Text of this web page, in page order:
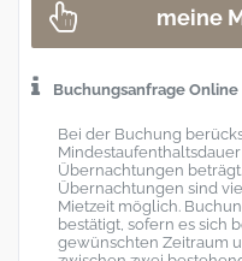
meine
Buchungsanfrage Online
Bei der Buchung
Übernachtungen
Übernachtungen sind
Mietzeit möglich.
bestätigt, sofern es sich
gewünschten Zeitraum